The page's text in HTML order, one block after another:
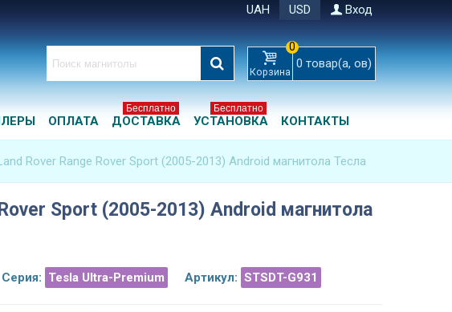
UAH USD Вход
Корзина
0
0 товар(а, ов)
ОПЛАТА ДОСТАВКА
Бесплатно
УСТАНОВКА
Бесплатно
КОНТАКТЫ
Rover Range Rover Sport (2005-2013) Android магнитола Тесла
Sport (2005-2013) Android магнитола
Серия: Tesla Ultra-Premium Артикул: STSDT-G931